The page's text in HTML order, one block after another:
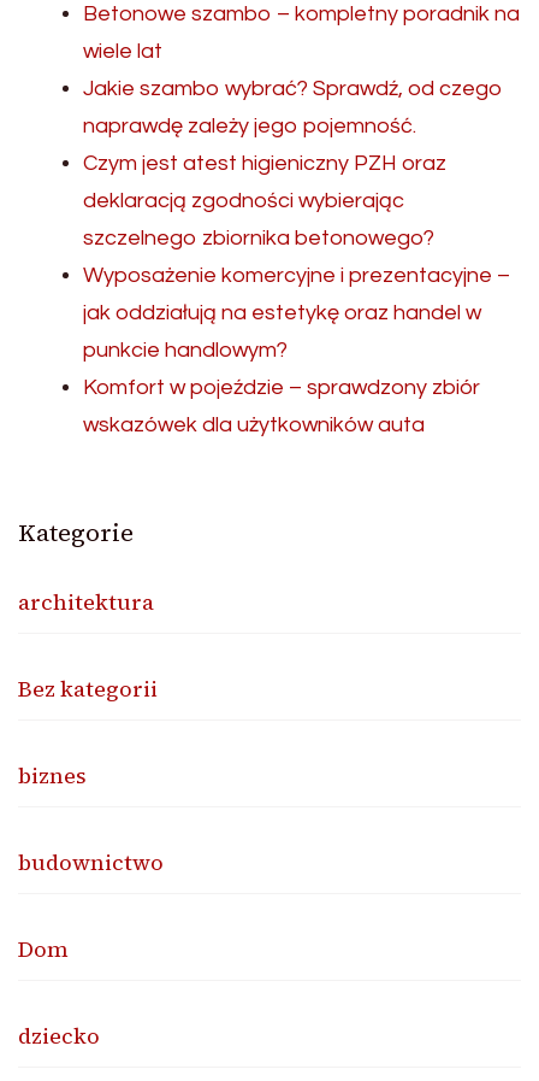
Betonowe szambo – kompletny poradnik na
wiele lat
Jakie szambo wybrać? Sprawdź, od czego
naprawdę zależy jego pojemność.
Czym jest atest higieniczny PZH oraz
deklaracją zgodności wybierając
szczelnego zbiornika betonowego?
Wyposażenie komercyjne i prezentacyjne –
jak oddziałują na estetykę oraz handel w
punkcie handlowym?
Komfort w pojeździe – sprawdzony zbiór
wskazówek dla użytkowników auta
Kategorie
architektura
Bez kategorii
biznes
budownictwo
Dom
dziecko